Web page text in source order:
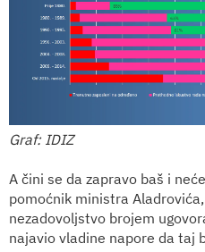
Graf: IDIZ
A čini se da zapravo baš i
pomoćnik ministra
nezadovoljstvo brojem
najavio vladine napore da taj